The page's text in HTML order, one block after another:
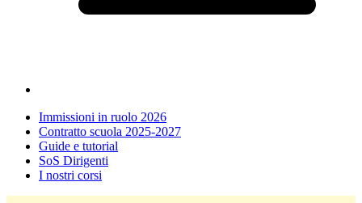
Immissioni in ruolo 2026
Contratto scuola 2025-2027
Guide e tutorial
SoS Dirigenti
I nostri corsi